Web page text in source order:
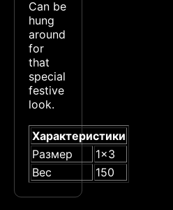
Can be
hung
around
for
that
special
festive
look.
Характеристики
Размер
1x3
Вес
150